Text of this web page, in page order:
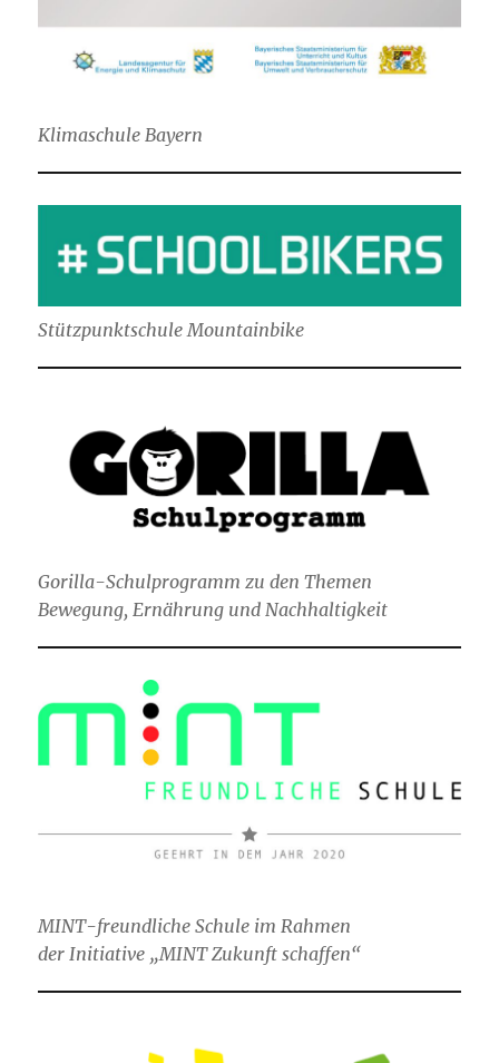
Klimaschule Bayern
Stützpunktschule Mountainbike
Gorilla-Schulprogramm zu den Themen
Bewegung, Ernährung und Nachhaltigkeit
MINT-freundliche Schule im Rahmen
der Initiative „MINT Zukunft schaffen“